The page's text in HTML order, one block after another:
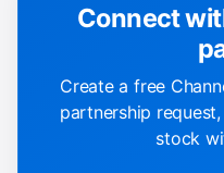
Connect
Create a free
partnership
stock